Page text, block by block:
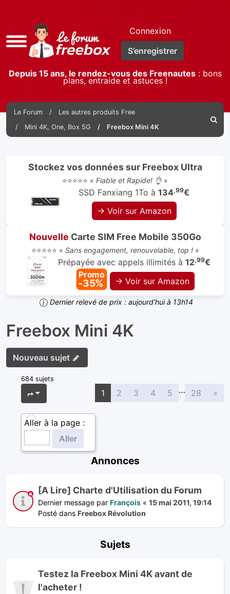
Accès
rapide
Connexion
S’enregistrer
Depuis 15 ans, le rendez-vous des Freenautes: bons
plans, entraide et astuces !
Le Forum
Les autres produits Free
Mini 4K, One, Box 5G
Freebox Mini 4K
Stockez vos données sur Freebox Ultra
⭐⭐⭐⭐⭐ « Fiable et Rapide! 👌»
SSD Fanxiang 1To à 134,99€
→ Voir sur Amazon
Nouvelle Carte SIM Free Mobile 350Go
⭐⭐⭐⭐⭐ « Sans engagement, renouvelable, top !»
Prépayée avec appels illimités à 12,99€
Promo
-35% → Voir sur Amazon
Dernier relevé de prix : aujourd'hui à 13h14
Freebox Mini 4K
Nouveau sujet
684 sujets
Page
Aller à la page :
1 2 3 4 5 … 28 »
Annonces
[A Lire] Charte d'Utilisation du Forum
Dernier message par François « 15 mai 2011, 19:14
Posté dans Freebox Révolution
Sujets
Testez la Freebox Mini 4K avant de
l'acheter !